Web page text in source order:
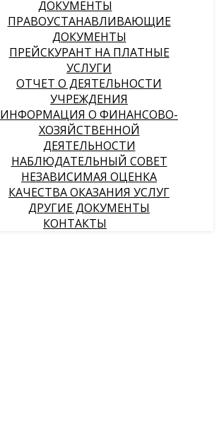
ДОКУМЕНТЫ
ПРАВОУСТАНАВЛИВАЮЩИЕ
ДОКУМЕНТЫ
ПРЕЙСКУРАНТ НА ПЛАТНЫЕ
УСЛУГИ
ОТЧЕТ О ДЕЯТЕЛЬНОСТИ
УЧРЕЖДЕНИЯ
ИНФОРМАЦИЯ О ФИНАНСОВО-
ХОЗЯЙСТВЕННОЙ
ДЕЯТЕЛЬНОСТИ
НАБЛЮДАТЕЛЬНЫЙ СОВЕТ
НЕЗАВИСИМАЯ ОЦЕНКА
КАЧЕСТВА ОКАЗАНИЯ УСЛУГ
ДРУГИЕ ДОКУМЕНТЫ
КОНТАКТЫ